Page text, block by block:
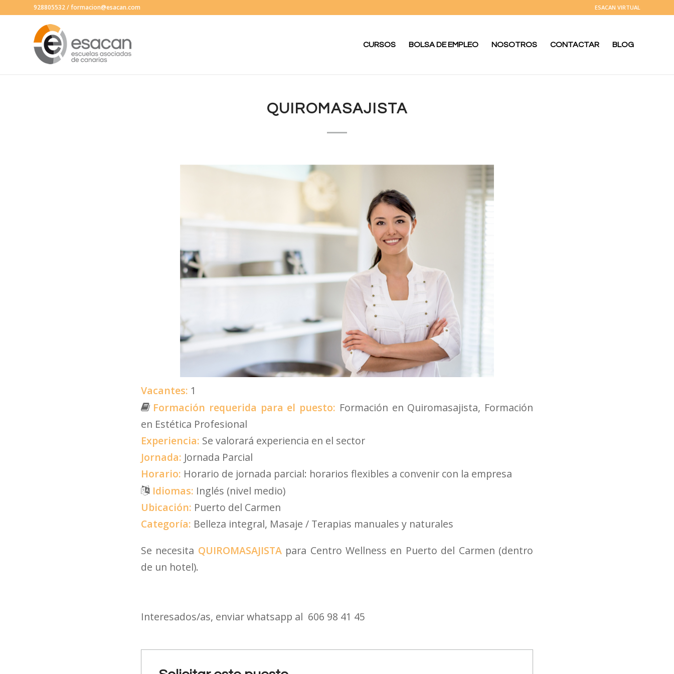
ESACAN VIRTUAL
928805532/formacion@esacan.com
CURSOS BOLSA DE EMPLEO NOSOTROS CONTACTAR BLOG
QUIROMASAJISTA
Vacantes: 1
Formación requerida para el puesto: Formación en Quiromasajista Formación
en Estética Profesional
Experiencia: Se valorará experiencia en el sector
Jornada: Jornada Parcial
Horario: Horario de jornada parcial: horarios flexibles a convenir con la empresa
Idiomas: Inglés (nivel medio)
Ubicación: Puerto del Carmen
Categoría: Belleza integral Masaje / Terapias manuales y naturales
Se necesita QUIROMASAJISTApara Centro Wellness en Puerto del Carmen (dentro
de un hotel).
Interesados/as, enviar whatsapp al 606 98 41 45